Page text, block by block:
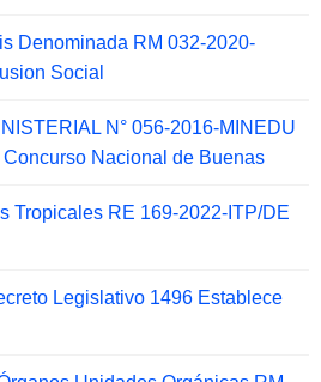
Denominada RM 032-2020-
Social
N° 056-2016-MINEDU
Nacional de Buenas
Tropicales RE 169-2022-ITP/DE
Legislativo 1496 Establece